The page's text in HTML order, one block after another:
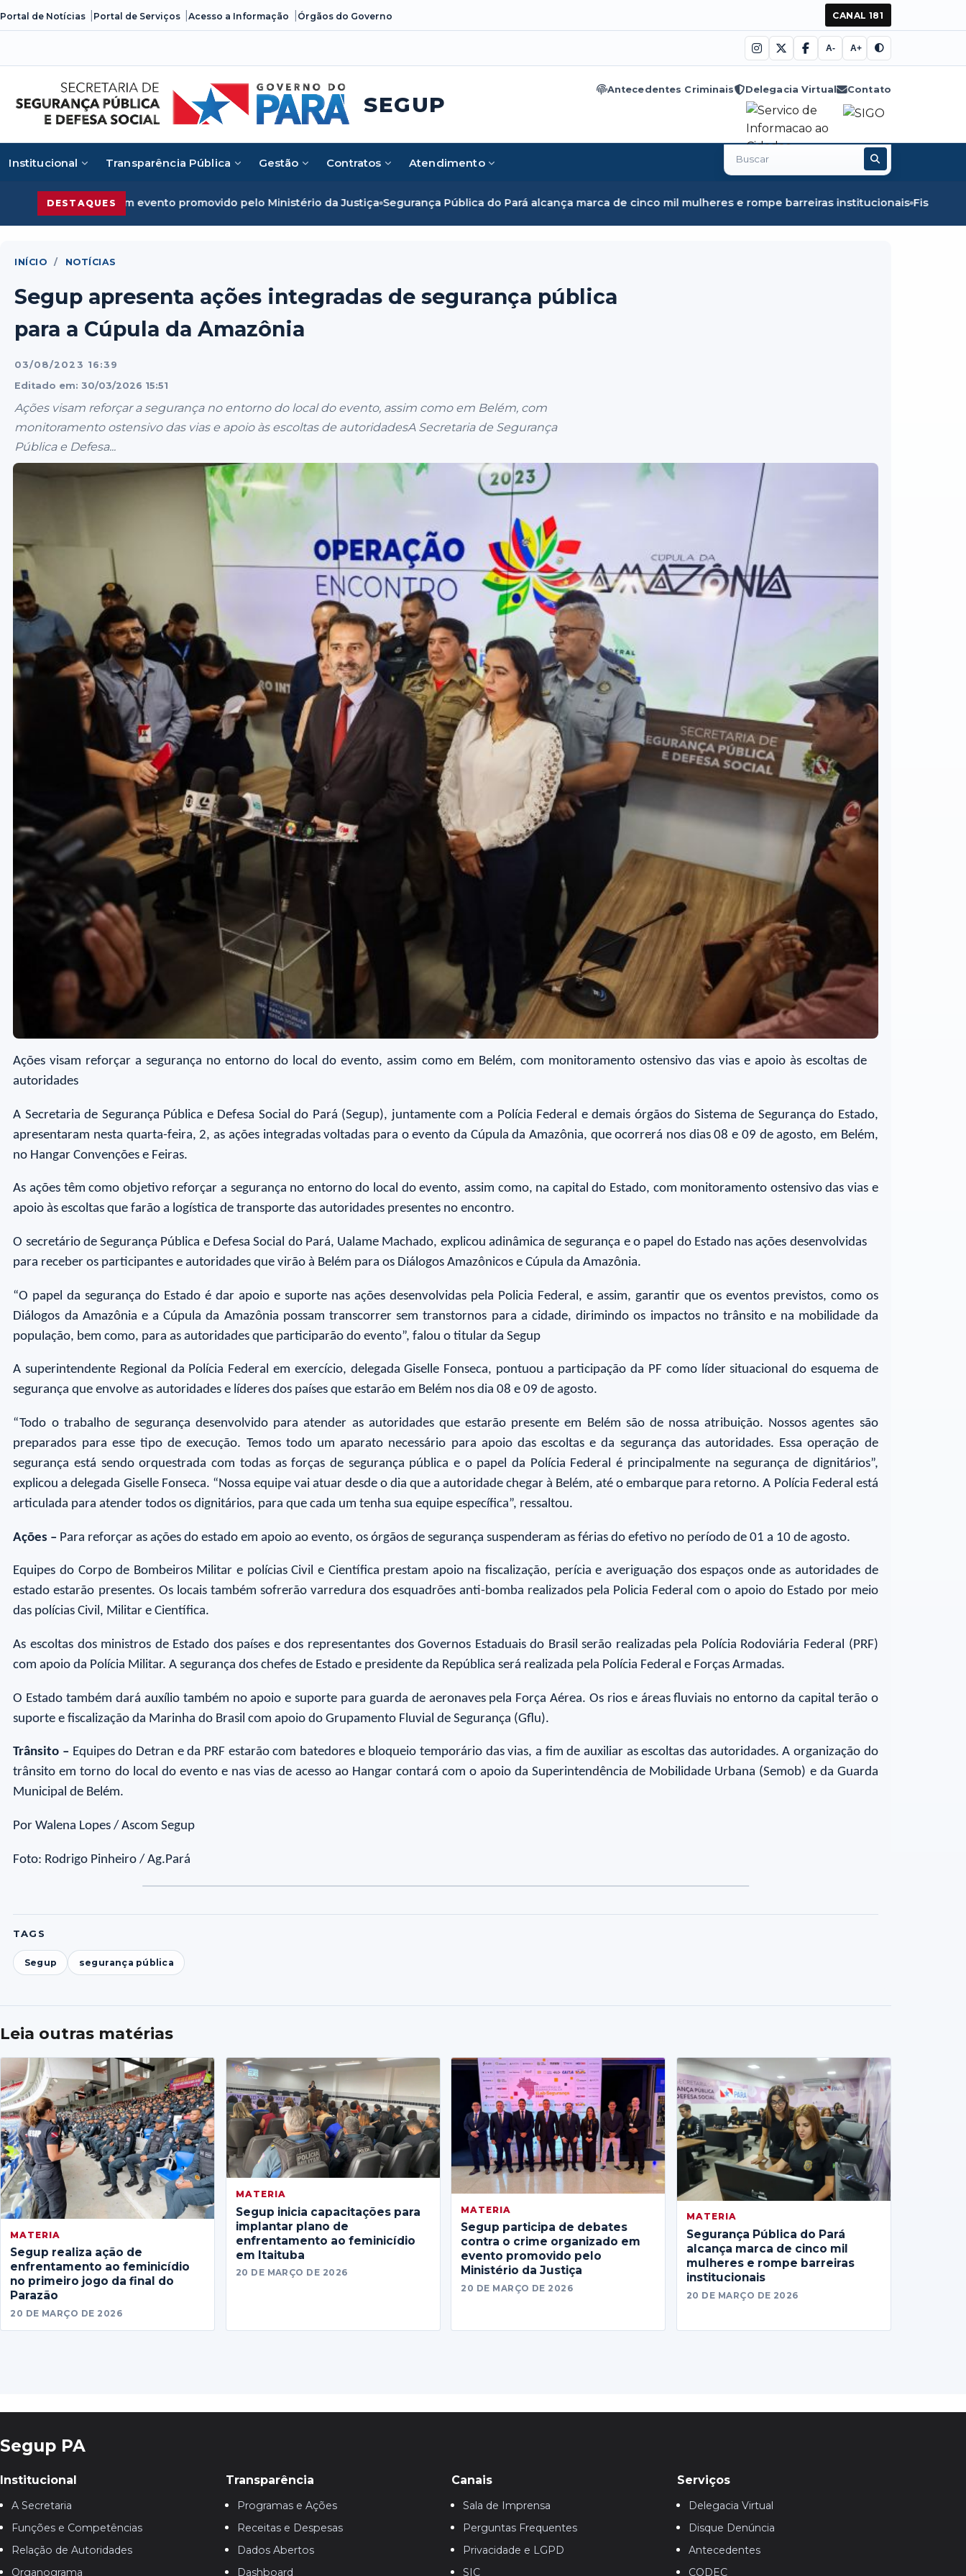
Portal de Notícias Portal de Serviços Acesso a Informação Órgãos do Governo CANAL 181
A- A+
SEGUP
Antecedentes Criminais Delegacia Virtual Contato
Institucional Transparência Pública Gestão Contratos Atendimento
Buscar
no
DESTAQUES
evento promovido pelo Ministério da Justiça Segurança Pública do Pará alcança marca de cinco mil mulheres e rompe barreiras institucionais Fiscalização em Óbidos
INÍCIO / NOTÍCIAS
Segup apresenta ações integradas de segurança pública
para a Cúpula da Amazônia
03/08/2023 16:39
Editado em: 30/03/2026 15:51
Ações visam reforçar a segurança no entorno do local do evento, assim como em Belém, com
monitoramento ostensivo das vias e apoio às escoltas de autoridadesA Secretaria de Segurança
Pública e Defesa...
Ações visam reforçar a segurança no entorno do local do evento, assim como em Belém, com monitoramento ostensivo das vias e apoio às escoltas de
autoridades
A Secretaria de Segurança Pública e Defesa Social do Pará (Segup), juntamente com a Polícia Federal e demais órgãos do Sistema de Segurança do Estado,
apresentaram nesta quarta-feira, 2, as ações integradas voltadas para o evento da Cúpula da Amazônia, que ocorrerá nos dias 08 e 09 de agosto, em Belém,
no Hangar Convenções e Feiras.
As ações têm como objetivo reforçar a segurança no entorno do local do evento, assim como, na capital do Estado, com monitoramento ostensivo das vias e
apoio às escoltas que farão a logística de transporte das autoridades presentes no encontro.
O secretário de Segurança Pública e Defesa Social do Pará, Ualame Machado, explicou adinâmica de segurança e o papel do Estado nas ações desenvolvidas
para receber os participantes e autoridades que virão à Belém para os Diálogos Amazônicos e Cúpula da Amazônia.
“O papel da segurança do Estado é dar apoio e suporte nas ações desenvolvidas pela Policia Federal, e assim, garantir que os eventos previstos, como os
Diálogos da Amazônia e a Cúpula da Amazônia possam transcorrer sem transtornos para a cidade, dirimindo os impactos no trânsito e na mobilidade da
população, bem como, para as autoridades que participarão do evento”, falou o titular da Segup
A superintendente Regional da Polícia Federal em exercício, delegada Giselle Fonseca, pontuou a participação da PF como líder situacional do esquema de
segurança que envolve as autoridades e líderes dos países que estarão em Belém nos dia 08 e 09 de agosto.
“Todo o trabalho de segurança desenvolvido para atender as autoridades que estarão presente em Belém são de nossa atribuição. Nossos agentes são
preparados para esse tipo de execução. Temos todo um aparato necessário para apoio das escoltas e da segurança das autoridades. Essa operação de
segurança está sendo orquestrada com todas as forças de segurança pública e o papel da Polícia Federal é principalmente na segurança de dignitários”,
explicou a delegada Giselle Fonseca. “Nossa equipe vai atuar desde o dia que a autoridade chegar à Belém, até o embarque para retorno. A Polícia Federal está
articulada para atender todos os dignitários, para que cada um tenha sua equipe específica”, ressaltou.
Ações – Para reforçar as ações do estado em apoio ao evento, os órgãos de segurança suspenderam as férias do efetivo no período de 01 a 10 de agosto.
Equipes do Corpo de Bombeiros Militar e polícias Civil e Científica prestam apoio na fiscalização, perícia e averiguação dos espaços onde as autoridades de
estado estarão presentes. Os locais também sofrerão varredura dos esquadrões anti-bomba realizados pela Policia Federal com o apoio do Estado por meio
das polícias Civil, Militar e Científica.
As escoltas dos ministros de Estado dos países e dos representantes dos Governos Estaduais do Brasil serão realizadas pela Polícia Rodoviária Federal (PRF)
com apoio da Polícia Militar. A segurança dos chefes de Estado e presidente da República será realizada pela Polícia Federal e Forças Armadas.
O Estado também dará auxílio também no apoio e suporte para guarda de aeronaves pela Força Aérea. Os rios e áreas fluviais no entorno da capital terão o
suporte e fiscalização da Marinha do Brasil com apoio do Grupamento Fluvial de Segurança (Gflu).
Trânsito – Equipes do Detran e da PRF estarão com batedores e bloqueio temporário das vias, a fim de auxiliar as escoltas das autoridades. A organização do
trânsito em torno do local do evento e nas vias de acesso ao Hangar contará com o apoio da Superintendência de Mobilidade Urbana (Semob) e da Guarda
Municipal de Belém.
Por Walena Lopes / Ascom Segup
Foto: Rodrigo Pinheiro / Ag.Pará
FotoFoto
Foto
TAGS
Segup segurança pública
Leia outras matérias
MATERIA
Segup realiza ação de
enfrentamento ao feminicídio
no primeiro jogo da final do
Parazão
20 DE MARÇO DE 2026
MATERIA
Segup inicia capacitações para
implantar plano de
enfrentamento ao feminicídio
em Itaituba
20 DE MARÇO DE 2026
MATERIA
Segup participa de debates
contra o crime organizado em
evento promovido pelo
Ministério da Justiça
20 DE MARÇO DE 2026
MATERIA
Segurança Pública do Pará
alcança marca de cinco mil
mulheres e rompe barreiras
institucionais
20 DE MARÇO DE 2026
Segup PA
Institucional
A Secretaria
Funções e Competências
Relação de Autoridades
Organograma
Transparência
Programas e Ações
Receitas e Despesas
Dados Abertos
Dashboard
Canais
Sala de Imprensa
Perguntas Frequentes
Privacidade e LGPD
SIC
Serviços
Delegacia Virtual
Disque Denúncia
Antecedentes
CODEC